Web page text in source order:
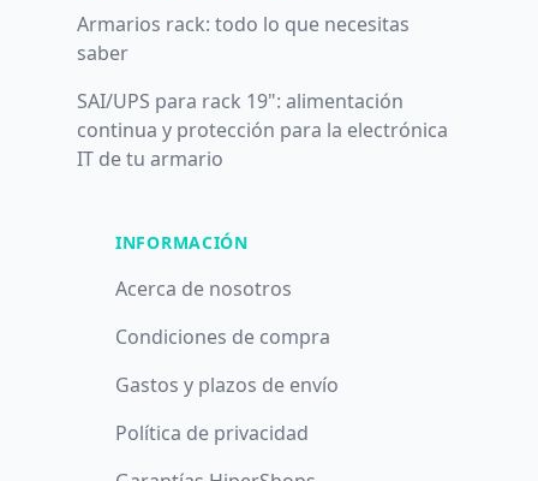
Armarios rack: todo lo que necesitas
saber
SAI/UPS para rack 19": alimentación
continua y protección para la electrónica
IT de tu armario
INFORMACIÓN
Acerca de nosotros
Condiciones de compra
Gastos y plazos de envío
Política de privacidad